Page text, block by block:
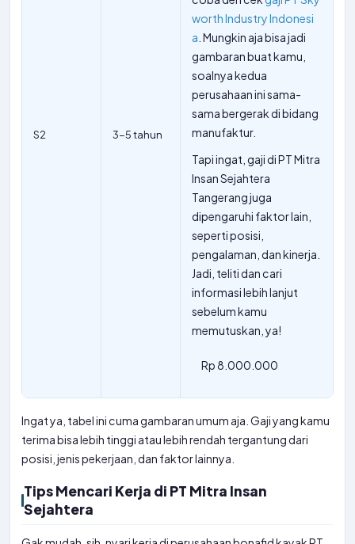
S2 3-5 tahun
worth Industry Indonesi
a . Mungkin aja bisa jadi
gambaran buat kamu,
soalnya kedua
perusahaan ini sama-
sama bergerak di bidang
manufaktur.
Tapi ingat, gaji di PT Mitra
Insan Sejahtera
Tangerang juga
dipengaruhi faktor lain,
seperti posisi,
pengalaman, dan kinerja.
Jadi, teliti dan cari
informasi lebih lanjut
sebelum kamu
memutuskan, ya!
Rp 8.000.000
Ingat ya, tabel ini cuma gambaran umum aja. Gaji yang kamu
terima bisa lebih tinggi atau lebih rendah tergantung dari
posisi, jenis pekerjaan, dan faktor lainnya.
Tips Mencari Kerja di PT Mitra Insan
Sejahtera